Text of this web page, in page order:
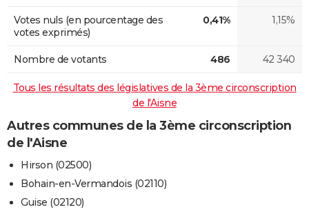
Votes nuls (en pourcentage des
votes exprimés)
0,41% 1,15%
Nombre de votants 486 42 340
Tous les résultats des législatives de la 3ème circonscription
de l'Aisne
Autres communes de la 3ème circonscription
de l'Aisne
Hirson (02500)
Bohain-en-Vermandois (02110)
Guise (02120)